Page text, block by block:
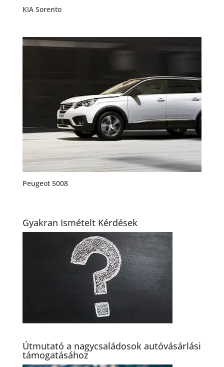
KIA Sorento
Peugeot 5008
Gyakran Ismételt Kérdések
Útmutató a nagycsaládosok autóvásárlási
támogatásához